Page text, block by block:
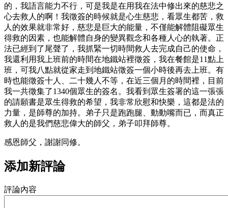
的，我語言能力不行，可是我是在用我在法中修出來的慈悲之
心去救人的啊！我徵簽的時候就是心生慈悲，看眾生都苦，救
人的效果就非常好，慈悲是巨大的能量，不僅能解體阻礙眾生
得救的因素，也能解體自身的變異觀念和各種人心的執著。正
法已經到了尾聲了，我抓緊一切時間救人去完成自己的使命，
我還利用我上班前的時間在地鐵站裡徵簽，我在餐館是11點上
班，可我八點就從家走到地鐵站徵簽一個小時後再去上班。有
時也能徵簽十人、二十幾人不等，在近三個月的時間裡，目前
我一共徵集了1340個眾生的簽名。我看到眾生簽署的這一張張
的請願書是眾生得救的希望，我非常欣慰和快樂，這都是法的
力量，是師尊的加持。弟子只是跑跑腿、動動嘴而已，而真正
救人的是我們慈悲偉大的師父，弟子叩拜師尊。
感恩師父，謝謝同修。
添加新評論
評論內容